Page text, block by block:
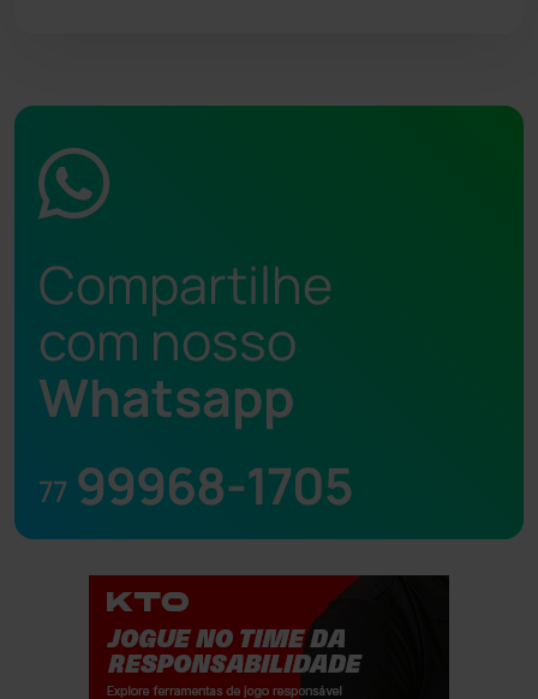
Compartilhe
com nosso
Whatsapp
77 99968-1705